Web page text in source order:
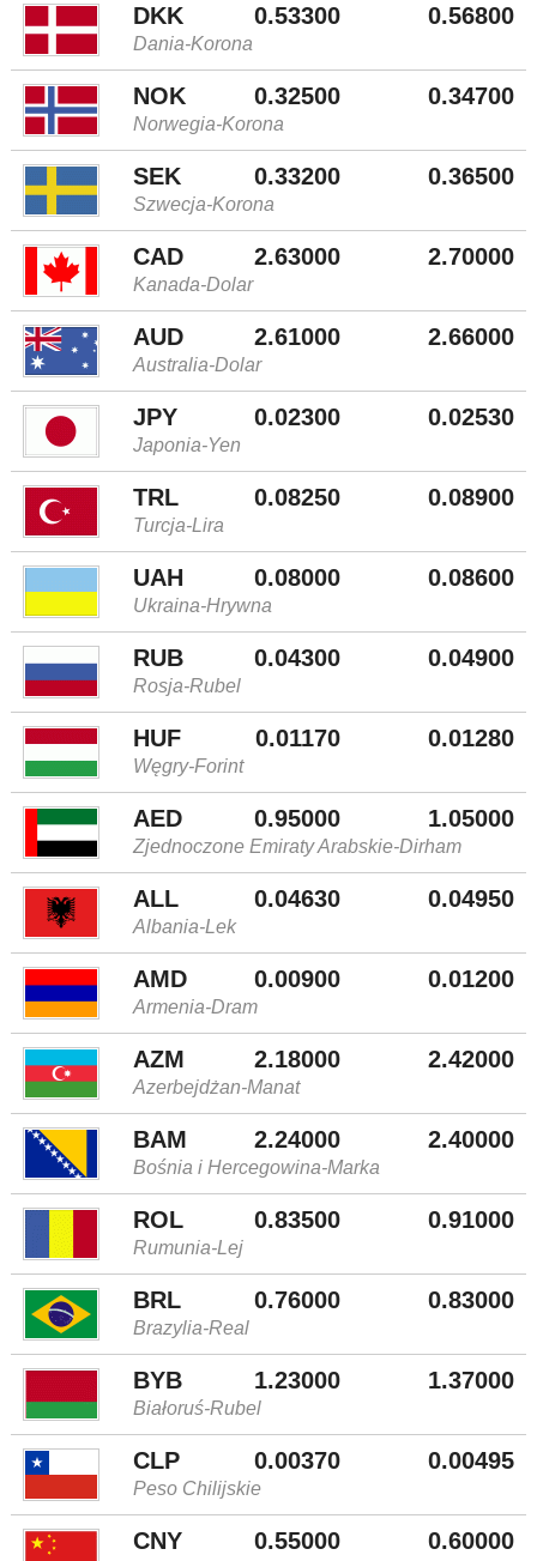
DKK 0.53300 0.56800
Dania-Korona
NOK 0.32500 0.34700
Norwegia-Korona
SEK 0.33200 0.36500
Szwecja-Korona
CAD 2.63000 2.70000
Kanada-Dolar
AUD 2.61000 2.66000
Australia-Dolar
JPY 0.02300 0.02530
Japonia-Yen
TRL 0.08250 0.08900
Turcja-Lira
UAH 0.08000 0.08600
Ukraina-Hrywna
RUB 0.04300 0.04900
Rosja-Rubel
HUF 0.01170 0.01280
Węgry-Forint
AED 0.95000 1.05000
Zjednoczone Emiraty Arabskie-Dirham
ALL 0.04630 0.04950
Albania-Lek
AMD 0.00900 0.01200
Armenia-Dram
AZM 2.18000 2.42000
Azerbejdżan-Manat
BAM 2.24000 2.40000
Bośnia i Hercegowina-Marka
ROL 0.83500 0.91000
Rumunia-Lej
BRL 0.76000 0.83000
Brazylia-Real
BYB 1.23000 1.37000
Białoruś-Rubel
CLP 0.00370 0.00495
Peso Chilijskie
CNY 0.55000 0.60000